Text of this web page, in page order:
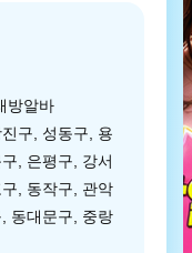
방알바
구, 성동구, 용
, 은평구, 강서
, 동작구, 관악
동대문구, 중랑